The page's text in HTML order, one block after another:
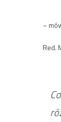
–
Red.